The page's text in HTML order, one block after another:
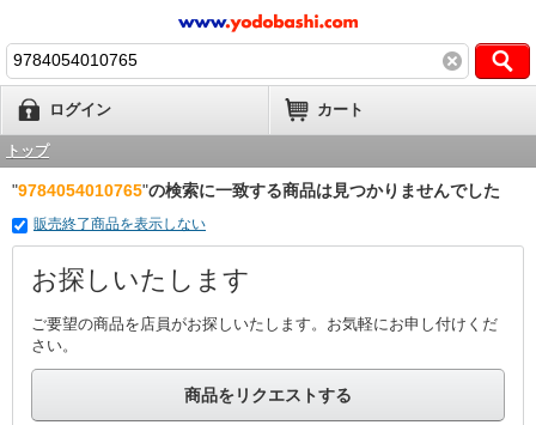
ログイン カート
トップ
"9784054010765"の検索に一致する商品は見つかりませんでした
販売終了商品を表示しない
お探しいたします
ご要望の商品を店員がお探しいたします。お気軽にお申し付けくだ
さい。
商品をリクエストする